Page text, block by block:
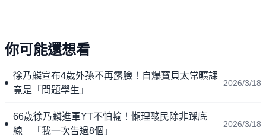
你可能還想看
徐乃麟宣布4歲外孫不再露臉！自爆寶貝太常曠課
竟是「問題學生」
2026/3/18
66歲徐乃麟進軍YT不怕輸！懶理酸民除非踩底
線 「我一次告過8個」
2026/3/18